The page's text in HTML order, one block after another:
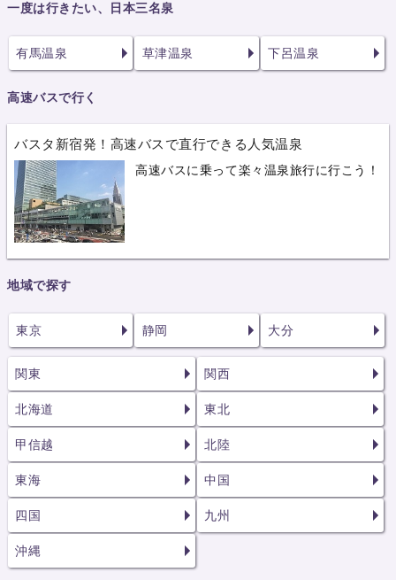
一度は行きたい、日本三名泉
有馬温泉 草津温泉 下呂温泉
高速バスで行く
バスタ新宿発！高速バスで直行できる人気温泉
高速バスに乗って楽々温泉旅行に行こう！
地域で探す
東京 静岡 大分
関東 関西
北海道 東北
甲信越 北陸
東海 中国
四国 九州
沖縄